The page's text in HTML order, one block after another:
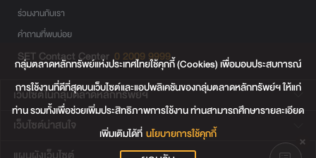
ร่วมงานกับเรา
คำถามที่พบบ่อย
SET Contact Center 0 2009 9999
เว็บไซต์ในกลุ่มตลาดหลักทรัพย์ฯ
เว็บไซต์น่าสนใจ
กลุ่มตลาดหลักทรัพย์แห่งประเทศไทยใช้คุกกี้ (Cookies) เพื่อมอบประสบการณ์
การใช้งานที่ดีที่สุดบนเว็บไซต์และแอปพลิเคชันของกลุ่มตลาดหลักทรัพย์ฯ ให้แก่
ท่าน รวมทั้งเพื่อช่วยเพิ่มประสิทธิภาพการใช้งาน ท่านสามารถศึกษารายละเอียด
เพิ่มเติมได้ที่ นโยบายการใช้คุกกี้